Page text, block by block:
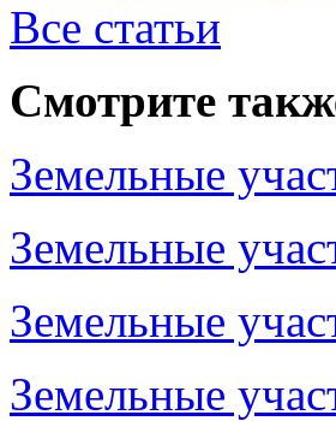
Все статьи
Смотрите
Земельные
Земельные
Земельные
Земельные